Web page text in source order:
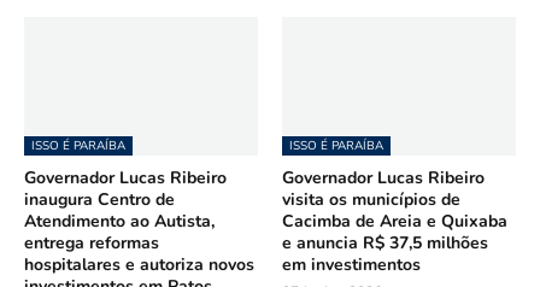
ISSO É PARAÍBA
Governador Lucas Ribeiro
inaugura Centro de
Atendimento ao Autista,
entrega reformas
hospitalares e autoriza novos
ISSO É PARAÍBA
Governador Lucas Ribeiro
visita os municípios de
Cacimba de Areia e Quixaba
e anuncia R$ 37,5 milhões
em investimentos